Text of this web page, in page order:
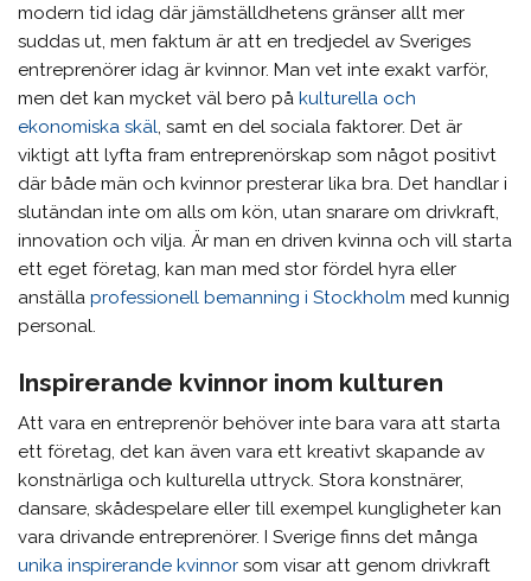
modern tid idag där jämställdhetens gränser allt mer
suddas ut, men faktum är att en tredjedel av Sveriges
entreprenörer idag är kvinnor. Man vet inte exakt varför,
men det kan mycket väl bero påkulturella och
ekonomiska skäl, samt en del sociala faktorer. Det är
viktigt att lyfta fram entreprenörskap som något positivt
där både män och kvinnor presterar lika bra. Det handlar i
slutändan inte om alls om kön, utan snarare om drivkraft,
innovation och vilja. Är man en driven kvinna och vill starta
ett eget företag, kan man med stor fördel hyra eller
anställaprofessionell bemanning i Stockholm med kunnig
personal.
Inspirerande kvinnor inom kulturen
Att vara en entreprenör behöver inte bara vara att starta
ett företag, det kan även vara ett kreativt skapande av
konstnärliga och kulturella uttryck. Stora konstnärer,
dansare, skådespelare eller till exempel kungligheter kan
vara drivande entreprenörer. I Sverige finns det många
unika inspirerande kvinnor som visar att genom drivkraft